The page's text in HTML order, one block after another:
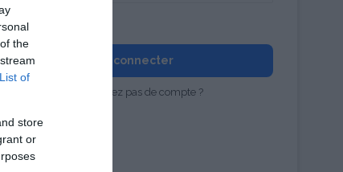
the
of
store
or
Se souvenir de moi
Se connecter
Vous n'avez pas de compte ?